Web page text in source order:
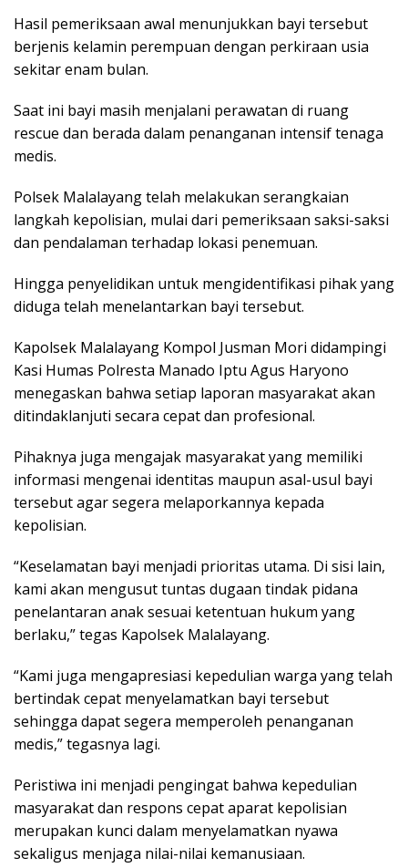
Hasil pemeriksaan awal menunjukkan bayi tersebut
berjenis kelamin perempuan dengan perkiraan usia
sekitar enam bulan.
Saat ini bayi masih menjalani perawatan di ruang
rescue dan berada dalam penanganan intensif tenaga
medis.
Polsek Malalayang telah melakukan serangkaian
langkah kepolisian, mulai dari pemeriksaan saksi-saksi
dan pendalaman terhadap lokasi penemuan.
Hingga penyelidikan untuk mengidentifikasi pihak yang
diduga telah menelantarkan bayi tersebut.
Kapolsek Malalayang Kompol Jusman Mori didampingi
Kasi Humas Polresta Manado Iptu Agus Haryono
menegaskan bahwa setiap laporan masyarakat akan
ditindaklanjuti secara cepat dan profesional.
Pihaknya juga mengajak masyarakat yang memiliki
informasi mengenai identitas maupun asal-usul bayi
tersebut agar segera melaporkannya kepada
kepolisian.
“Keselamatan bayi menjadi prioritas utama. Di sisi lain,
kami akan mengusut tuntas dugaan tindak pidana
penelantaran anak sesuai ketentuan hukum yang
berlaku,” tegas Kapolsek Malalayang.
“Kami juga mengapresiasi kepedulian warga yang telah
bertindak cepat menyelamatkan bayi tersebut
sehingga dapat segera memperoleh penanganan
medis,” tegasnya lagi.
Peristiwa ini menjadi pengingat bahwa kepedulian
masyarakat dan respons cepat aparat kepolisian
merupakan kunci dalam menyelamatkan nyawa
sekaligus menjaga nilai-nilai kemanusiaan.